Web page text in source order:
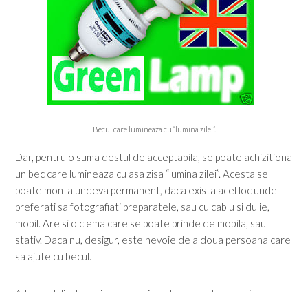
Becul care lumineaza cu “lumina zilei”.
Dar, pentru o suma destul de acceptabila, se poate achizitiona
un bec care lumineaza cu asa zisa “lumina zilei”. Acesta se
poate monta undeva permanent, daca exista acel loc unde
preferati sa fotografiati preparatele, sau cu cablu si dulie,
mobil. Are si o clema care se poate prinde de mobila, sau
stativ. Daca nu, desigur, este nevoie de a doua persoana care
sa ajute cu becul.